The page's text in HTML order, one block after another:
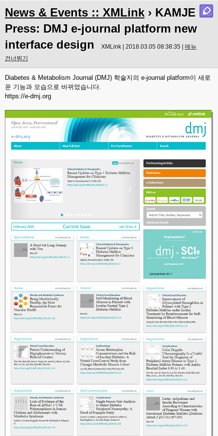
News & Events :: XMLink › KAMJE
Press: DMJ e-journal platform new
interface design
XMLink | 2018.03.05 08:38:35 | 메뉴
건너뛰기
Diabetes & Metabolism Journal (DMJ) 학술지의 e-journal platform이 새로
운 기능과 모습으로 바뀌었습니다.
https://e-dmj.org